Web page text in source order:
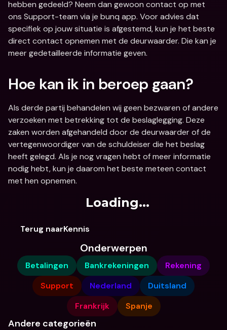
hebben gedeeld? Neem dan gewoon contact op met
ons Support-team via je bunq app. Voor advies dat
specifiek op jouw situatie is afgestemd, kun je het beste
direct contact opnemen met de deurwaarder. Die kan je
meer gedetailleerde informatie geven.
Hoe kan ik in beroep gaan?
Als derde partij behandelen wij geen bezwaren of andere
verzoeken met betrekking tot de beslaglegging. Deze
zaken worden afgehandeld door de deurwaarder of de
vertegenwoordiger van de schuldeiser die het beslag
heeft gelegd. Als je nog vragen hebt of meer informatie
nodig hebt, kun je daarom het beste meteen contact
met hen opnemen.
Loading...
Terug naarKennis
Onderwerpen
Betalingen Bankrekeningen
Rekening
Support
Nederland
Duitsland
Frankrijk
Spanje
Andere categorieën